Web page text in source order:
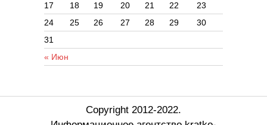
« Июн
17
18 19 20 21 22
23
24
25 26 27 28 29
30
31
Copyright 2012-2022.